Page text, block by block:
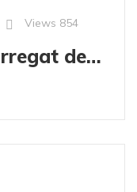
Views 854
El novembre més carregat dels darrers anys